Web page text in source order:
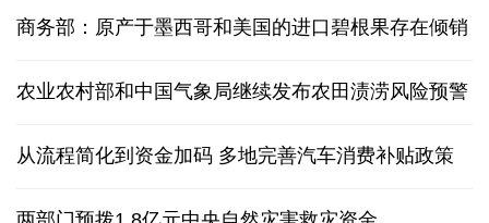
商务部：原产于墨西哥和美国的进口碧根果存在倾销
农业农村部和中国气象局继续发布农田渍涝风险预警
从流程简化到资金加码 多地完善汽车消费补贴政策